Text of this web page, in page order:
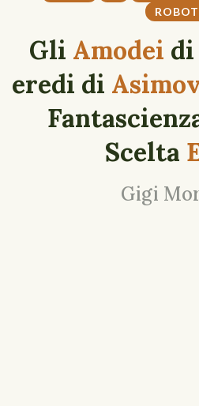
ROBOT
Gli Amodei
eredi di
Scelta
Gigi